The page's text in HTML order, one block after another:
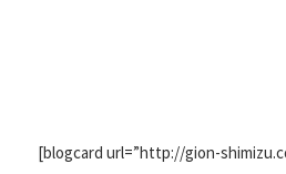
[blogcard url=”http://gion-